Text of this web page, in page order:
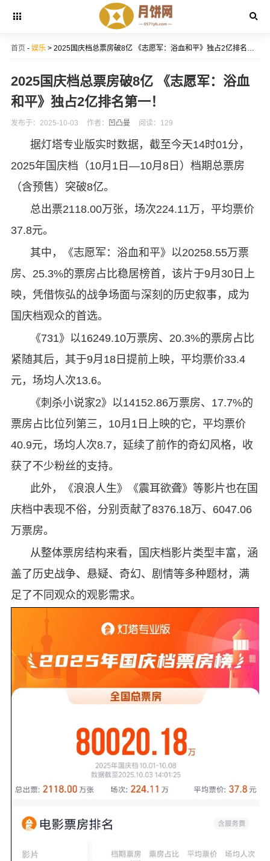
首页 - 娱乐> 2025国庆档总票房破8亿 《志愿军：浴血和平》独占2亿排名第一！
2025国庆档总票房破8亿 《志愿军：浴血
和平》独占2亿排名第一！
发布于：2025-10-03 作者： 凹凸曼 阅读：129
据灯塔专业版实时数据，截至今天14时01分，
2025年国庆档（10月1日—10月8日）档期总票房
（含预售）突破8亿。
总出票2118.00万张，场次224.11万，平均票价
37.8元。
其中，《志愿军：浴血和平》以20258.55万票
房、25.3%的票房占比稳居榜首，该片于9月30日上
映，凭借恢弘的战争场面与深刻的历史叙事，成为
国庆档观众的首选。
《731》以16249.10万票房、20.3%的票房占比
紧随其后，其于9月18日提前上映，平均票价33.4
元，场均人次13.6。
《刺杀小说家2》以14152.86万票房、17.7%的
票房占比位列第三，10月1日上映的它，平均票价
40.9元，场均人次8.7，延续了前作的奇幻风格，收
获了不少粉丝的支持。
此外，《浪浪人生》《震耳欲聋》等影片也在国
庆档中表现不俗，分别贡献了8376.18万、6047.06
万票房。
从整体票房结构来看，国庆档影片类型丰富，涵
盖了历史战争、悬疑、奇幻、剧情等多种题材，满
足了不同观众的观影需求。